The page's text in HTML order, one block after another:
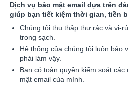
Dịch vụ bảo mật email dựa trên
giúp bạn tiết kiệm thời gian, tiền
Chúng tôi thu thập thư rác và vi-
trong sạch.
Hệ thống của chúng tôi luôn bảo
phải làm vậy.
Bạn có toàn quyền kiểm soát
mật email của mình.